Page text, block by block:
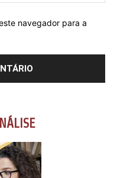
navegador para a